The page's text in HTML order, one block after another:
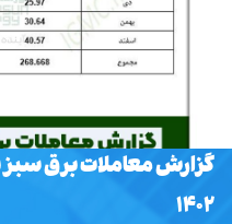
گزارش معاملات برق سبز
۱۴۰۲